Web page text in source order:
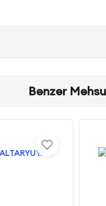
Bənzər